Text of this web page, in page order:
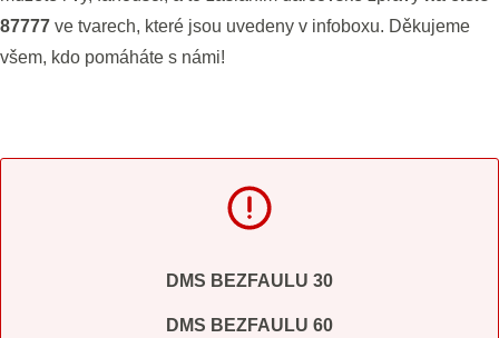
87777 ve tvarech, které jsou uvedeny v infoboxu. Děkujeme
všem, kdo pomáháte s námi!
DMS BEZFAULU 30
DMS BEZFAULU 60